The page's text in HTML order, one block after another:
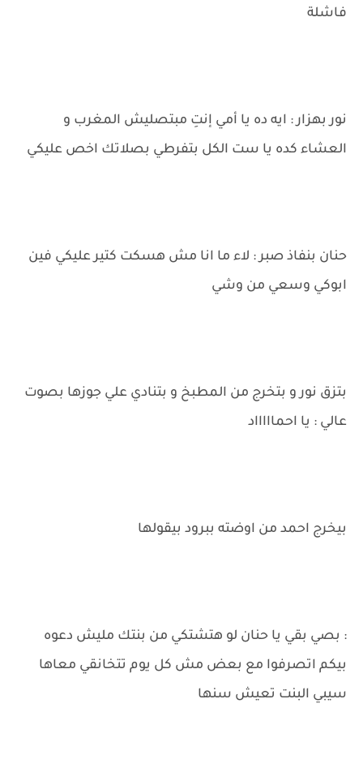
فاشلة
نور بهزار : ايه ده يا أمي إنتِ مبتصليش المغرب و
العشاء كده يا ست الكل بتفرطي بصلاتك اخص عليكي
حنان بنفاذ صبر : لاء ما انا مش هسكت كتير عليكي فين
ابوكي وسعي من وشي
بتزق نور و بتخرج من المطبخ و بتنادي علي جوزها بصوت
عالي : يا احماااااد
بيخرج احمد من اوضته ببرود بيقولها
: بصي بقي يا حنان لو هتشتكي من بنتك مليش دعوه
بيكم اتصرفوا مع بعض مش كل يوم تتخانقي معاها
سيبي البنت تعيش سنها